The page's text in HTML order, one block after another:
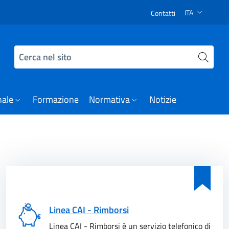
Contatti SELEZIONE
ITA
Cerca nel sito
Formazione Normativa Notizie
Linea CAI - Rimborsi
Linea CAI - Rimborsi è un servizio telefonico di